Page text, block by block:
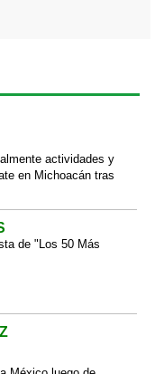
actividades y
en Michoacán tras
de "Los 50 Más